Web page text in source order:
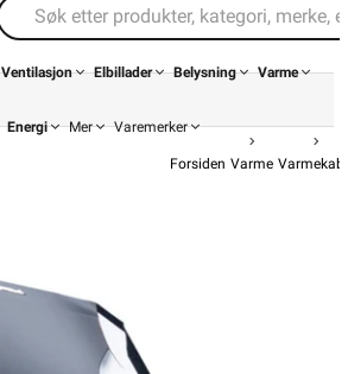
Ventilasjon Elbillader Belysning Varme
Energi Mer Varemerker
Forsiden Varme Varmekabel